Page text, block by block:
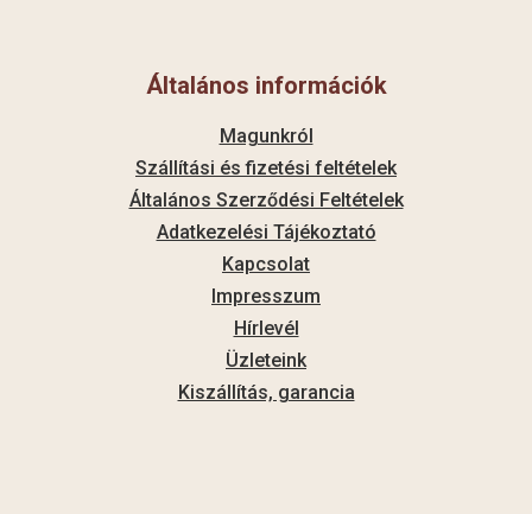
Általános információk
Magunkról
Szállítási és fizetési feltételek
Általános Szerződési Feltételek
Adatkezelési Tájékoztató
Kapcsolat
Impresszum
Hírlevél
Üzleteink
Kiszállítás, garancia